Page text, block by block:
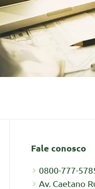
Fale conosco
0800-777-
Av. Caetano